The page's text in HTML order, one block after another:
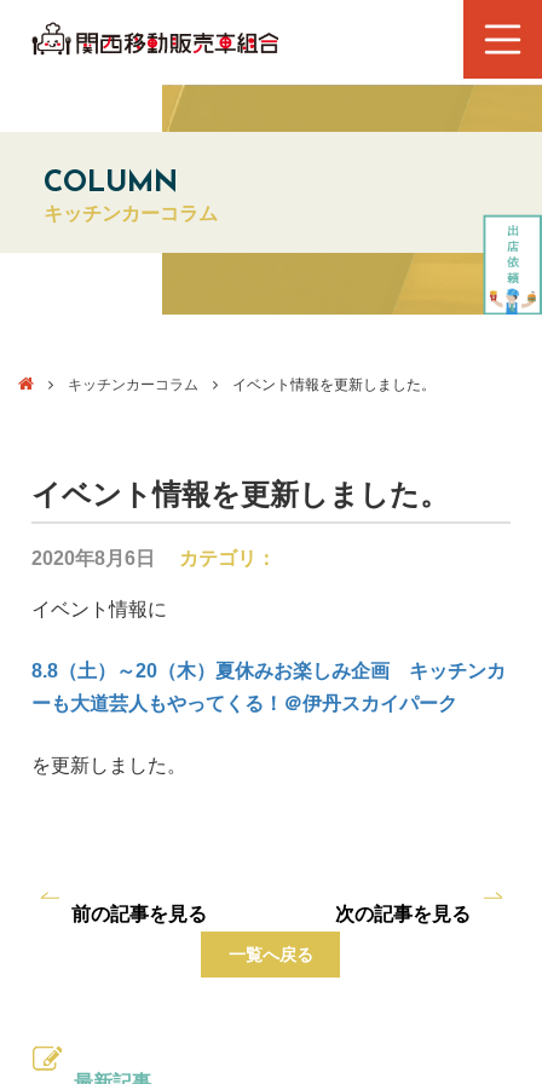
COLUMN
キッチンカーコラム
キッチンカーコラム イベント情報を更新しました。
イベント情報を更新しました。
2020年8月6日 カテゴリ：
イベント情報に
8.8（土）～20（木）夏休みお楽しみ企画 キッチンカ
ーも大道芸人もやってくる！＠伊丹スカイパーク
を更新しました。
前の記事を見る
一覧へ戻る
次の記事を見る